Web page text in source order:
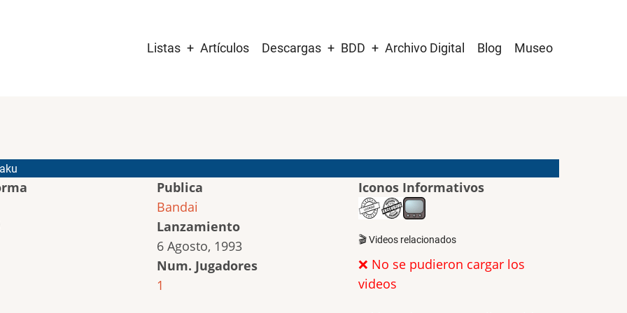
navigation
Listas Artículos Descargas BDD Archivo Digital Blog Museo
Publica
Bandai
Lanzamiento
6 Agosto, 1993
Num. Jugadores
1
Iconos Informativos
🎬 Videos relacionados
❌ No se pudieron cargar los
videos